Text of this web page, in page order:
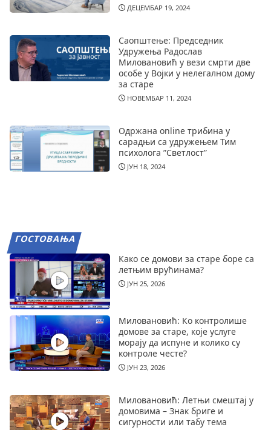
ДЕЦЕМБАР 19, 2024
Саопштење: Председник
Удружења Радослав
Миловановић у вези смрти две
особе у Војки у нелегалном дому
за старе
НОВЕМБАР 11, 2024
Одржана online трибина у
сарадњи са удружењем Тим
психолога ”Светлост”
ЈУН 18, 2024
ГОСТОВАЊА
Како се домови за старе боре са
летњим врућинама?
ЈУН 25, 2026
Миловановић: Ко контролише
домове за старе, које услуге
морају да испуне и колико су
контроле честе?
ЈУН 23, 2026
Миловановић: Летњи смештај у
домовима – Знак бриге и
сигурности или табу тема